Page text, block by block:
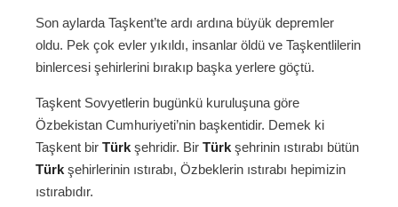
Son aylarda Taşkent’te ardı ardına büyük depremler
oldu. Pek çok evler yıkıldı, insanlar öldü ve Taşkentlilerin
binlercesi şehirlerini bırakıp başka yerlere göçtü.
Taşkent Sovyetlerin bugünkü kuruluşuna göre
Özbekistan Cumhuriyeti’nin başkentidir. Demek ki
Taşkent bir Türk şehridir. Bir Türk şehrinin ıstırabı bütün
Türk şehirlerinin ıstırabı, Özbeklerin ıstırabı hepimizin
ıstırabıdır.